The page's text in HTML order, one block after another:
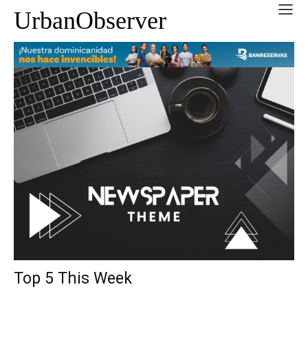
UrbanObserver
Top 5 This Week